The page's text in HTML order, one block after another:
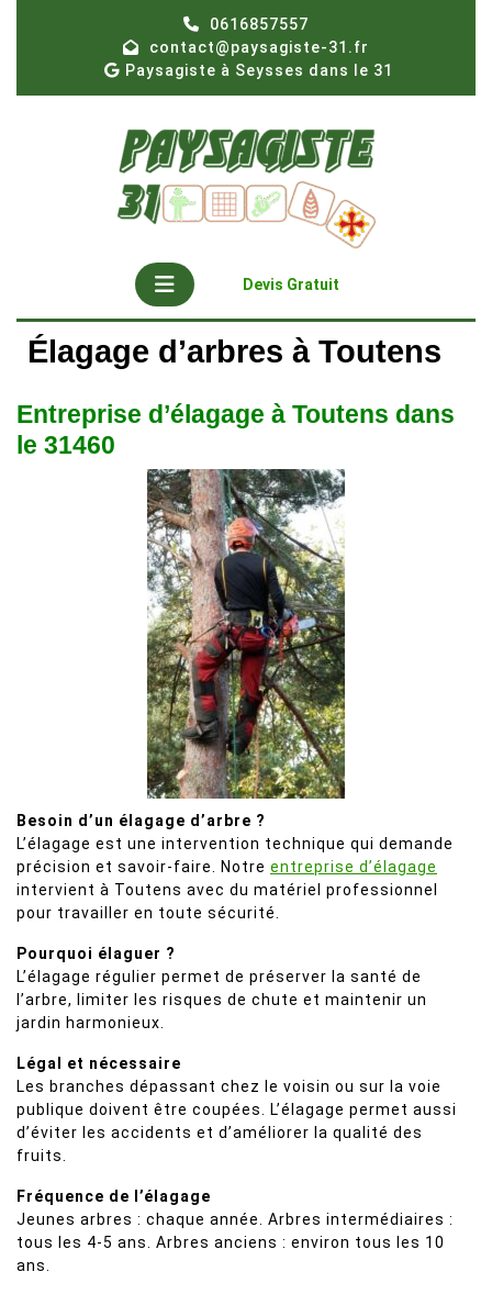
0616857557
contact@paysagiste-31.fr
Paysagiste à Seysses dans le 31
Open
Button
Devis Gratuit
Élagage d’arbres à Toutens
Entreprise d’élagage à Toutens dans
le 31460
Besoin d’un élagage d’arbre ?
L’élagage est une intervention technique qui demande
précision et savoir-faire. Notre entreprise d’élagage
intervient à Toutens avec du matériel professionnel
pour travailler en toute sécurité.
Pourquoi élaguer ?
L’élagage régulier permet de préserver la santé de
l’arbre, limiter les risques de chute et maintenir un
jardin harmonieux.
Légal et nécessaire
Les branches dépassant chez le voisin ou sur la voie
publique doivent être coupées. L’élagage permet aussi
d’éviter les accidents et d’améliorer la qualité des
fruits.
Fréquence de l’élagage
Jeunes arbres : chaque année. Arbres intermédiaires :
tous les 4-5 ans. Arbres anciens : environ tous les 10
ans.